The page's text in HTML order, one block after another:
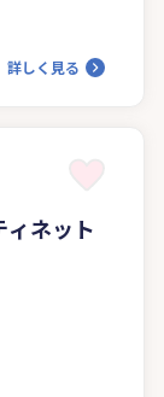
詳しく見る
ネット